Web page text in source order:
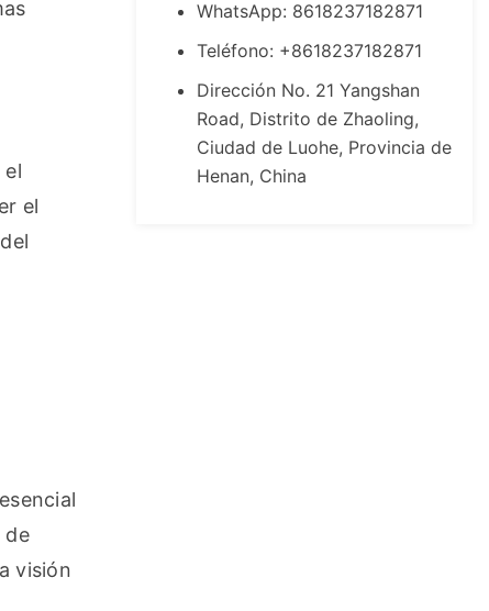
el
el
de
visión
WhatsApp: 8618237182871
Teléfono: +8618237182871
Dirección No. 21 Yangshan
Road, Distrito de Zhaoling,
Ciudad de Luohe, Provincia de
Henan, China